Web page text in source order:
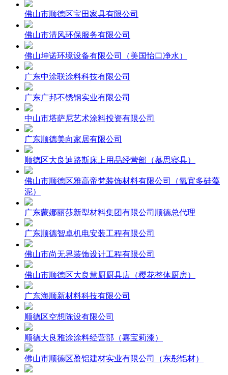
佛山市顺德区宝田家具有限公司
佛山市清风环保服务有限公司
佛山坤诺环境设备有限公司（美国怡口净水）
广东中涂联涂料科技有限公司
广东广邦不锈钢实业有限公司
中山市塔萨尼艺术涂料投资有限公司
广东顺德美向家居有限公司
顺德区大良迪路斯床上用品经营部（慕思寝具）
佛山市顺德区雅高帝梵装饰材料有限公司（氧宜多硅藻
泥）
广东蒙娜丽莎新型材料集团有限公司顺德总代理
广东顺德智卓机电安装工程有限公司
佛山市尚无界装饰设计工程有限公司
佛山市顺德区大良慧厨厨具店（樱花整体厨房）
广东海顺新材料科技有限公司
顺德区空想陈设有限公司
顺德大良雅涂涂料经营部（嘉宝莉漆）
佛山市顺德区盈铝建材实业有限公司（东彤铝材）